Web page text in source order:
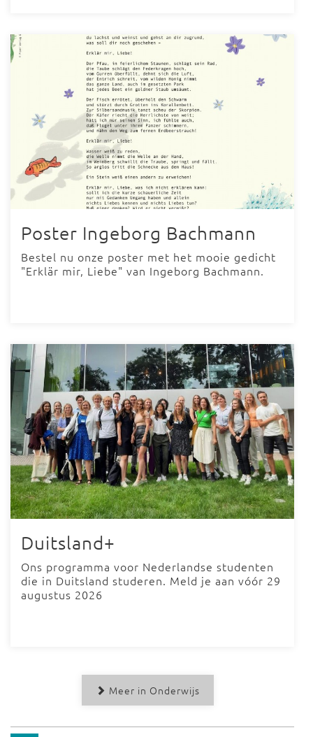
Poster Ingeborg Bachmann
Bestel nu onze poster met het mooie gedicht
"Erklär mir, Liebe" van Ingeborg Bachmann.
Duitsland+
Ons programma voor Nederlandse studenten
die in Duitsland studeren. Meld je aan vóór 29
augustus 2026
Meer in Onderwijs